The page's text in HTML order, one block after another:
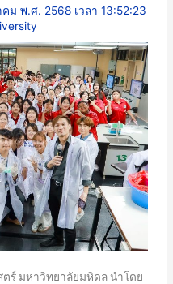
ม พ.ศ. 2568 เวลา 13:52:23
มหาวิทยาลัยมหิดล นำโดย